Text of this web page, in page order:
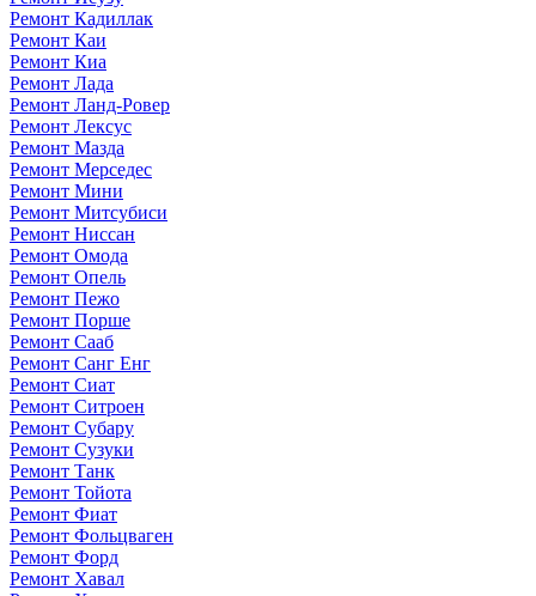
Ремонт Кадиллак
Ремонт Каи
Ремонт Киа
Ремонт Лада
Ремонт Ланд-Ровер
Ремонт Лексус
Ремонт Мазда
Ремонт Мерседес
Ремонт Мини
Ремонт Митсубиси
Ремонт Ниссан
Ремонт Омода
Ремонт Опель
Ремонт Пежо
Ремонт Порше
Ремонт Сааб
Ремонт Санг Енг
Ремонт Сиат
Ремонт Ситроен
Ремонт Субару
Ремонт Сузуки
Ремонт Танк
Ремонт Тойота
Ремонт Фиат
Ремонт Фольцваген
Ремонт Форд
Ремонт Хавал